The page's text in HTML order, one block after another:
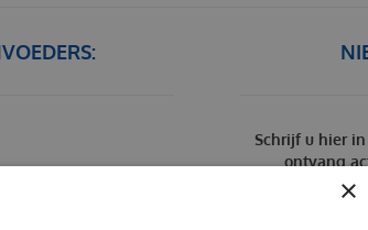
Schrijf u hier
ontvang
Bekijk
×